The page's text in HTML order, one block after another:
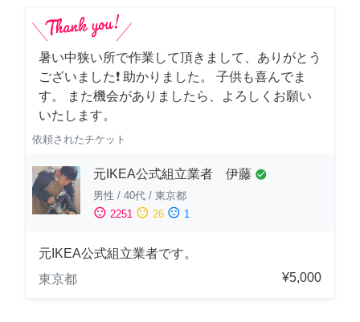
暑い中狭い所で作業して頂きまして、ありがとう
ございました❗️ 助かりました。 子供も喜んでま
す。 また機会がありましたら、よろしくお願い
いたします。
依頼されたチケット
元IKEA公式組立業者 伊藤 check_circle
男性 / 40代 / 東京都
sentiment_satisfied 2251 sentiment_neutral 26 sentiment_dissatisfied 1
元IKEA公式組立業者です。
東京都
¥5,000